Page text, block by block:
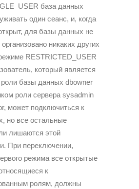
база данных
один сеанс, и, когда
для базы данных не
никаких других
RESTRICTED_USER
который является
роли базы данных dbowner
роли сервера sysadmin
может подключиться к
но все остальные
лишаются этой
При переключении,
режима все открытые
к
ролям, должны